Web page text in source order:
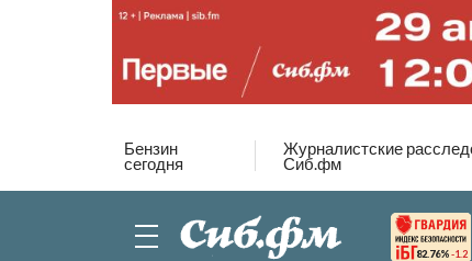
Бензин
сегодня
Журналистские
Сиб.фм
82.76% -1.2